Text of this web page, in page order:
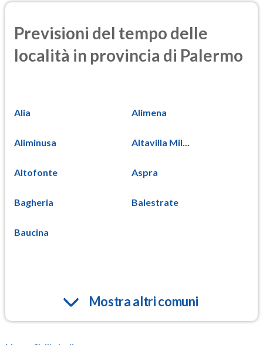
Previsioni del tempo delle
località in provincia di Palermo
Alia Alimena
Aliminusa Altavilla Mil...
Altofonte Aspra
Bagheria Balestrate
Baucina
Mostra altri comuni